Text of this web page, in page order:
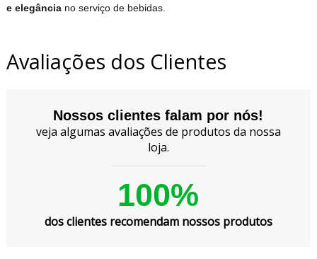
e elegânciano serviço de bebidas.
Avaliações dos Clientes
Nossos clientes falam por nós!
veja algumas avaliações de produtos da nossa
loja.
100%
dos clientes recomendam nossos produtos